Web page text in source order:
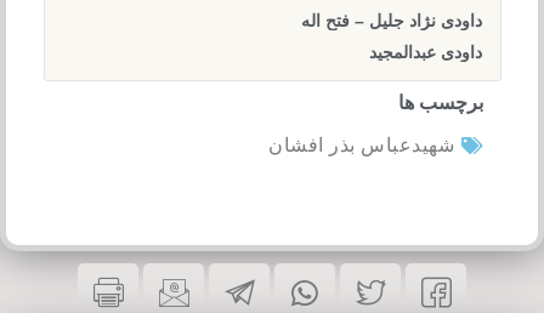
داودی نژاد جلیل – فتح اله
داودی عبدالمجید
برچسب ها
شهیدعباس بذر افشان